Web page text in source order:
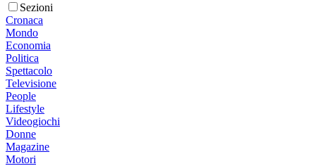
Sezioni
Cronaca
Mondo
Economia
Politica
Spettacolo
Televisione
People
Lifestyle
Videogiochi
Donne
Magazine
Motori